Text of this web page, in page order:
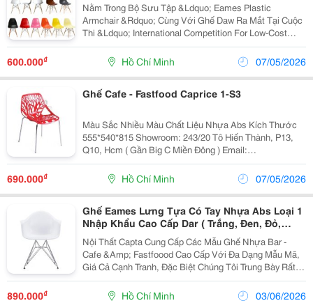
Nằm Trong Bộ Sưu Tập &Ldquo; Eames Plastic
Armchair &Rdquo; Cùng Với Ghế Daw Ra Mắt Tại Cuộc
Thi &Ldquo; International Competition For Low-Cost
Furniture Design &Rdquo; Vào Năm 1950, Dsw Cũng
Gặt Hái Được Không Ít Vinh Quang Như Người Anh Em
Ghế Daw
600.000₫ Hồ Chí Minh 07/05/2026
Ghế Cafe - Fastfood Caprice 1-S3
Màu Sắc Nhiều Màu Chất Liệu Nhựa Abs Kích Thước
555*540*815 Showroom: 243/20 Tô Hiến Thành, P13,
Q10, Hcm ( Gần Big C Miền Đông ) Email:
Ngocnguyen@Furni.vn Hotline: 0975.889.842 &Amp;
0908.08.22.15 - Zalo &Amp; Viber Skype: Thyn
690.000₫ Hồ Chí Minh 07/05/2026
Ghế Eames Lưng Tựa Có Tay Nhựa Abs Loại 1
Nhập Khẩu Cao Cấp Dar ( Trắng, Đen, Đỏ,
Xanh Lá)
Nội Thất Capta Cung Cấp Các Mẫu Ghế Nhựa Bar -
Cafe &Amp; Fastfoood Cao Cấp Với Đa Dạng Mẫu Mã,
Giá Cả Cạnh Tranh, Đặc Biệt Chúng Tôi Trung Bày Rất
Nhiều Mẫu Trưng Bày Tại Showroom : 243/20 Tô Hiến
Thành, P13, Q10, Hcm ( Gần Siêu Thị Big C Miền Đông
890.000₫ Hồ Chí Minh 03/06/2026